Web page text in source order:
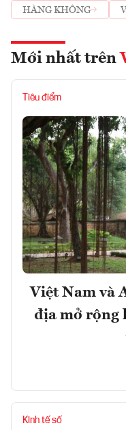
HÀNG KHÔNG
Mới nhất trên
Tiêu điểm
Việt Nam và
địa mở rộng
Kinh tế số